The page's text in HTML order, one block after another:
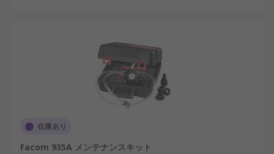
在庫あり
Facom 935A メンテナンスキット